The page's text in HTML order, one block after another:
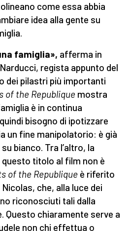
come essa abbia
idea alla gente su
famiglia», afferma in
regista appunto del
dei pilastri più importanti
of the Republique mostra
è in continua
bisogno di ipotizzare
un fine manipolatorio: è già
bianco. Tra l’altro, la
titolo al film non è
of the Republique è riferito
che, alla luce dei
riconosciuti tali dalla
Questo chiaramente serve a
non chi effettua o